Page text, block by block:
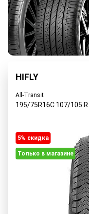
HIFLY
All-Transit
195/75R16C 107/105 R
5% cкидка
Только в магазине